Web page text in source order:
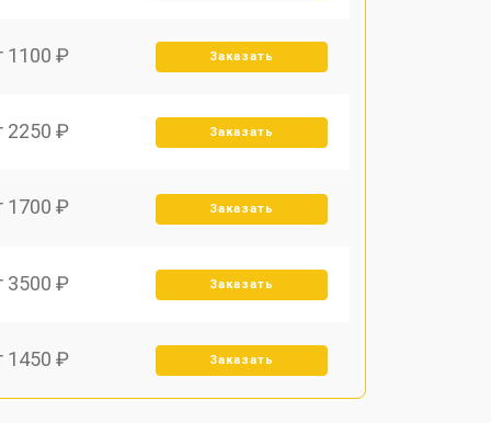
1100 ₽ Заказать
2250 ₽ Заказать
1700 ₽ Заказать
3500 ₽ Заказать
1450 ₽ Заказать